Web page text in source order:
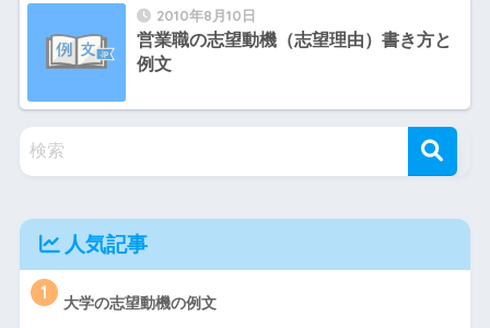
2010年8月10日
営業職の志望動機（志望理由）書き方と
例文
人気記事
1 大学の志望動機の例文